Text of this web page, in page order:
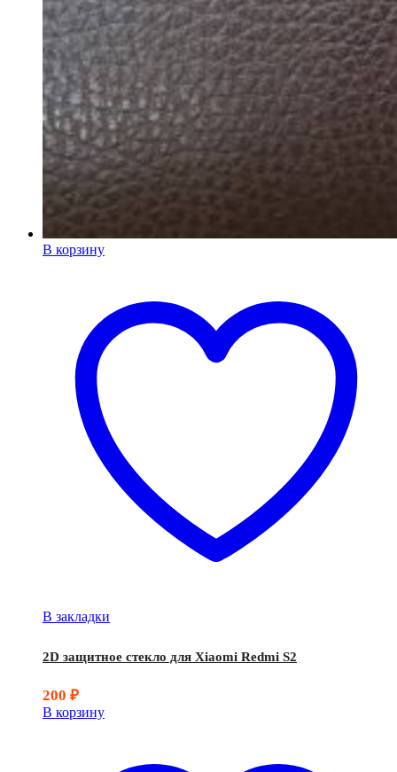
В корзину
В закладки
2D защитное стекло для Xiaomi Redmi S2
200 ₽
В корзину